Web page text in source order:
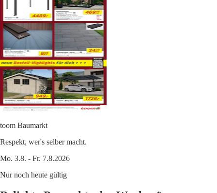
toom Baumarkt
Respekt, wer's selber macht.
Mo. 3.8. - Fr. 7.8.2026
Nur noch heute gültig